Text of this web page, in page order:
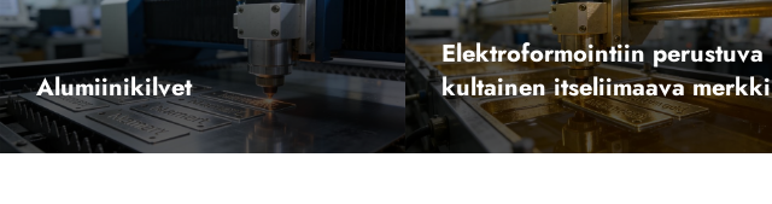
Alumiinikilvet
Elektroformointiin perustuva
kultainen itseliimaava merkki